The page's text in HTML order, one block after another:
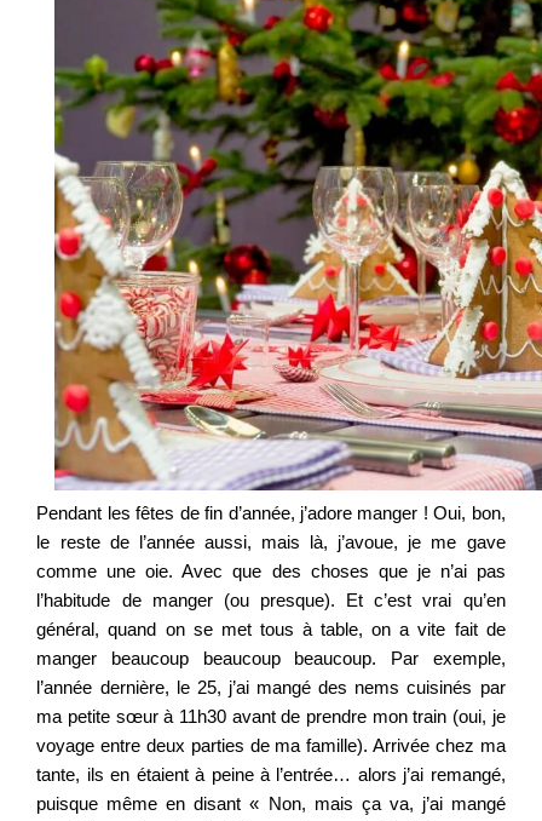
Pendant les fêtes de fin d’année, j’adore manger ! Oui, bon,
le reste de l’année aussi, mais là, j’avoue, je me gave
comme une oie. Avec que des choses que je n’ai pas
l’habitude de manger (ou presque). Et c’est vrai qu’en
général, quand on se met tous à table, on a vite fait de
manger beaucoup beaucoup beaucoup. Par exemple,
l’année dernière, le 25, j’ai mangé des nems cuisinés par
ma petite sœur à 11h30 avant de prendre mon train (oui, je
voyage entre deux parties de ma famille). Arrivée chez ma
tante, ils en étaient à peine à l’entrée… alors j’ai remangé,
puisque même en disant « Non, mais ça va, j’ai mangé